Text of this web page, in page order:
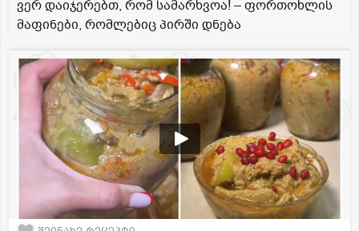
ვერ დაიჯერებთ, რომ სამარხვოა! – ფორთოხლის
მაფინები, რომლებიც პირში დნება